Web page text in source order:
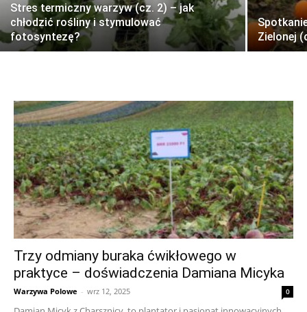
Stres termiczny warzyw (cz. 2) – jak
chłodzić rośliny i stymulować
fotosyntezę?
Zielonej
Trzy odmiany buraka ćwikłowego w
praktyce – doświadczenia Damiana Micyka
Warzywa Polowe - wrz 12, 2025 0